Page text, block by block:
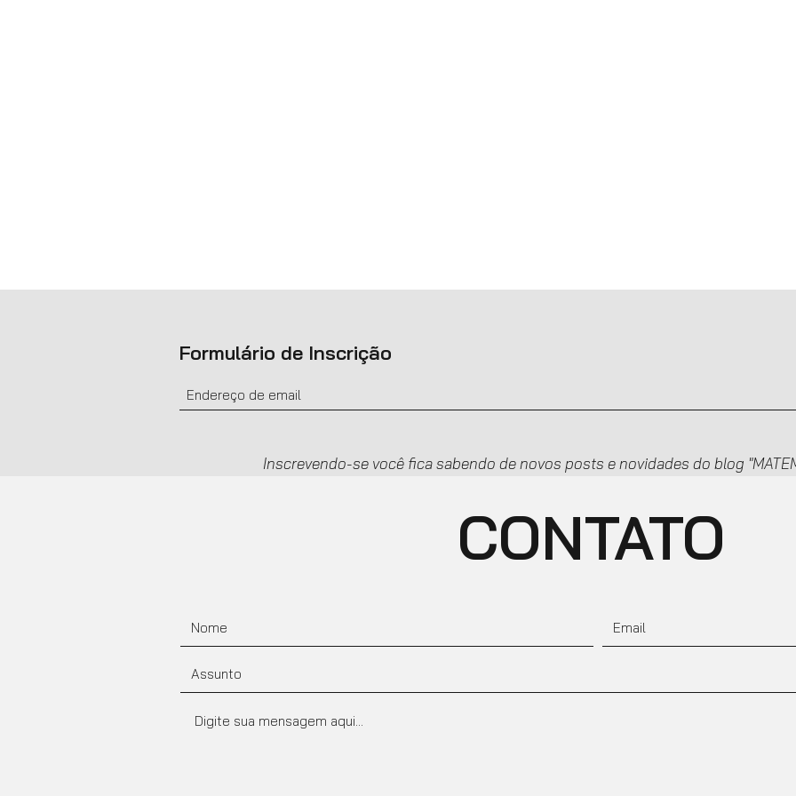
Formulário de Inscrição
Inscrevendo-se você fica sabendo de novos posts e novidades do blog
CONTATO